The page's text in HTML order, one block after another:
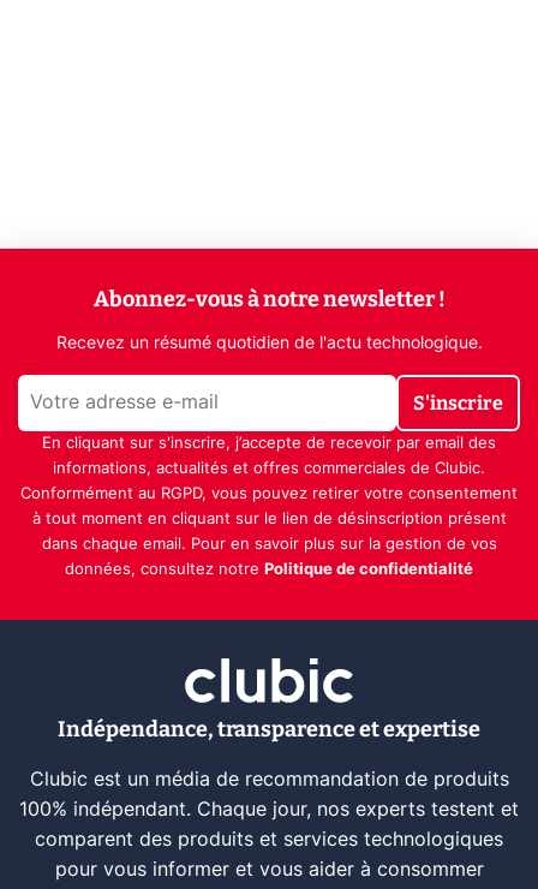
Abonnez-vous à notre newsletter !
Recevez un résumé quotidien de l'actu technologique.
S'inscrire
En cliquant sur s'inscrire, j’accepte de recevoir par email des
informations, actualités et offres commerciales de Clubic.
Conformément au RGPD, vous pouvez retirer votre consentement
à tout moment en cliquant sur le lien de désinscription présent
dans chaque email. Pour en savoir plus sur la gestion de vos
données, consultez notre Politique de confidentialité
Indépendance, transparence et expertise
Clubic est un média de recommandation de produits
100% indépendant. Chaque jour, nos experts testent et
comparent des produits et services technologiques
pour vous informer et vous aider à consommer